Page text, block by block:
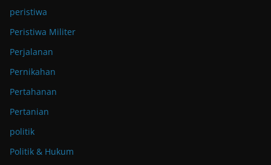
peristiwa
Peristiwa Militer
Perjalanan
Pernikahan
Pertahanan
Pertanian
politik
Politik & Hukum